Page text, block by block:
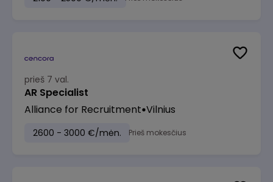
prieš 7 val.
AR Specialist
Alliance for Recruitment Vilnius
2600 - 3000 €/mėn. Prieš mokesčius